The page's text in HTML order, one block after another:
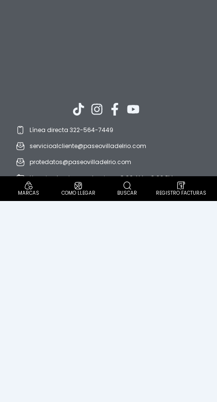
Línea directa 322-564-7449
servicioalcliente@paseovilladelrio.com
protedatos@paseovilladelrio.com
Horario: domingo a domingo. 8:00 AM a 9:00 PM
Diagonal 57 C Sur N° 62-60. Localidad Ciudad Bolívar
MARCAS COMO LLEGAR BUSCAR REGISTRO FACTURAS